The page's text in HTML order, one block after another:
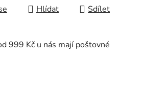
Hlídat Sdílet
999 Kč u nás mají poštovné